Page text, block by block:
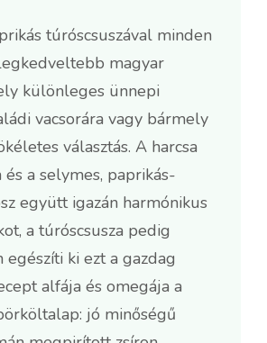
túróscsuszával minden
magyar
különleges ünnepi
vacsorára vagy bármely
választás. A harcsa
a selymes, paprikás-
együtt igazán harmónikus
a túróscsusza pedig
ki ezt a gazdag
alfája és omegája a
jó minőségű